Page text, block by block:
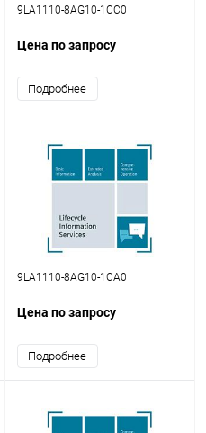
9LA1110-8AG10-1CC0
Цена по запросу
Подробнее
9LA1110-8AG10-1CA0
Цена по запросу
Подробнее